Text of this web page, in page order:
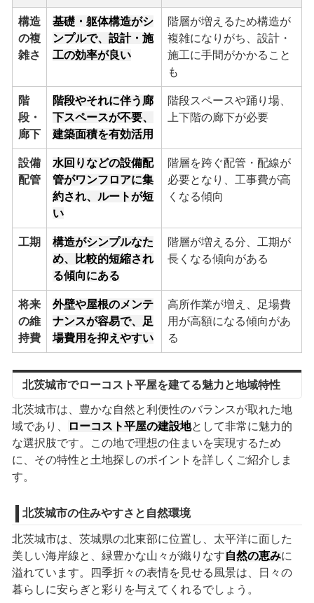
構造
の複
雑さ
基礎・躯体構造がシ
ンプルで、設計・施
工の効率が良い
階層が増えるため構造が
複雑になりがち、設計・
施工に手間がかかること
も
階
段・
廊下
階段やそれに伴う廊
下スペースが不要、
建築面積を有効活用
階段スペースや踊り場、
上下階の廊下が必要
設備
配管
水回りなどの設備配
管がワンフロアに集
約され、ルートが短
い
階層を跨ぐ配管・配線が
必要となり、工事費が高
くなる傾向
工期
構造がシンプルなた
め、比較的短縮され
る傾向にある
階層が増える分、工期が
長くなる傾向がある
将来
の維
持費
外壁や屋根のメンテ
ナンスが容易で、足
場費用を抑えやすい
高所作業が増え、足場費
用が高額になる傾向があ
る
北茨城市でローコスト平屋を建てる魅力と地域特性
北茨城市は、豊かな自然と利便性のバランスが取れた地
域であり、
ローコスト平屋の建設地として非常に魅力的
な選択肢です。この地で理想の住まいを実現するため
に、その特性と土地探しのポイントを詳しくご紹介しま
す。
北茨城市の住みやすさと自然環境
北茨城市は、茨城県の北東部に位置し、太平洋に面した
美しい海岸線と、緑豊かな山々が織りなす自然の恵みに
溢れています。四季折々の表情を見せる風景は、日々の
暮らしに安らぎと彩りを与えてくれるでしょう。